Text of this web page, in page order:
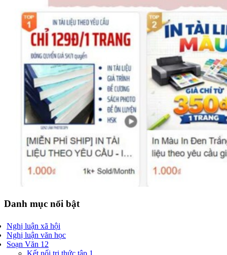
Danh mục nổi bật
Nghị luận xã hội
Nghị luận văn học
Soạn Văn 12
Kết nối tri thức tập 1